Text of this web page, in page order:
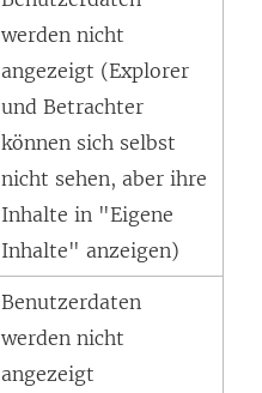
werden nicht
angezeigt (Explorer
und Betrachter
können sich selbst
nicht sehen, aber ihre
Inhalte in "Eigene
Inhalte" anzeigen)
Benutzerdaten
werden nicht
angezeigt